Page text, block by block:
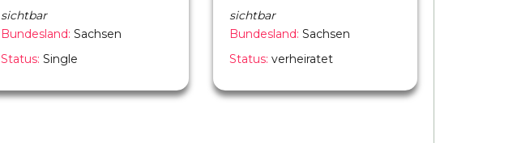
sichtbar
Bundesland: Sachsen
Status: Single
sichtbar
Bundesland: Sachsen
Status: verheiratet